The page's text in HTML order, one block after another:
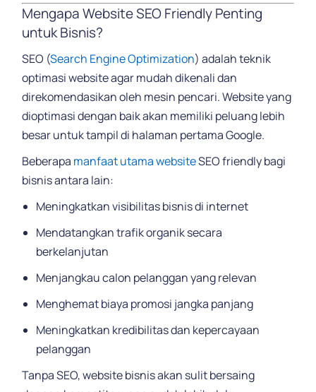
Mengapa Website SEO Friendly Penting
untuk Bisnis?
SEO (Search Engine Optimization) adalah teknik
optimasi website agar mudah dikenali dan
direkomendasikan oleh mesin pencari. Website yang
dioptimasi dengan baik akan memiliki peluang lebih
besar untuk tampil di halaman pertama Google.
Beberapa manfaat utama websiteSEO friendly bagi
bisnis antara lain:
Meningkatkan visibilitas bisnis di internet
Mendatangkan trafik organik secara
berkelanjutan
Menjangkau calon pelanggan yang relevan
Menghemat biaya promosi jangka panjang
Meningkatkan kredibilitas dan kepercayaan
pelanggan
Tanpa SEO, website bisnis akan sulit bersaing